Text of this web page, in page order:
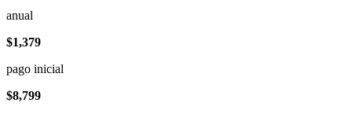
anual
$1,379
pago inicial
$8,799